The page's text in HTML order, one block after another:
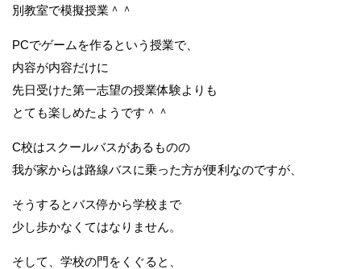
別教室で模擬授業＾＾
PCでゲームを作るという授業で、
内容が内容だけに
先日受けた第一志望の授業体験よりも
とても楽しめたようです＾＾
C校はスクールバスがあるものの
我が家からは路線バスに乗った方が便利なのですが、
そうするとバス停から学校まで
少し歩かなくてはなりません。
そして、学校の門をくぐると、